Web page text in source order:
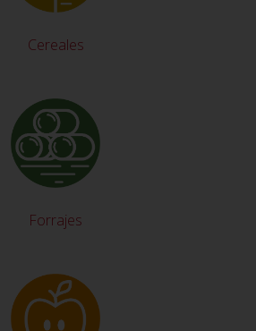
Cereales
Forrajes